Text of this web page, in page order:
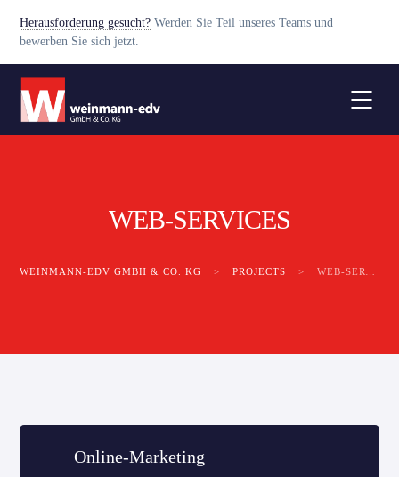
Herausforderung gesucht? Werden Sie Teil unseres Teams und
bewerben Sie sich jetzt.
WEB-SERVICES
WEINMANN-EDV GMBH & CO. KG > PROJECTS > WEB-SERVICES
Online-Marketing